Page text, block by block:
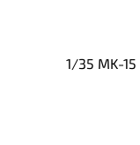
1/35 MK-15